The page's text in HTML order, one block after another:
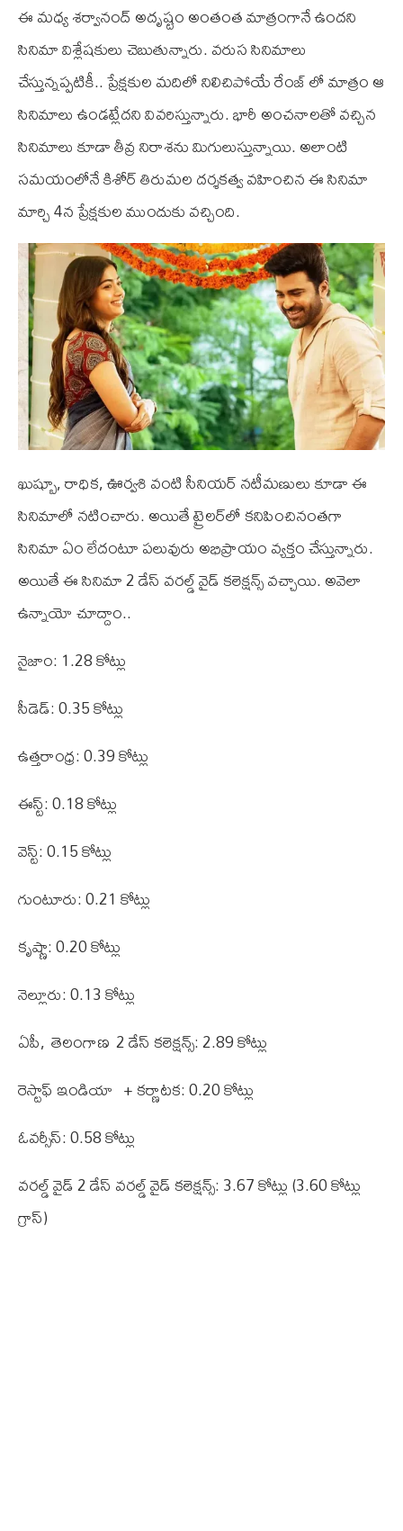
ఈ మధ్య శర్వానంద్ అదృష్టం అంతంత మాత్రంగానే ఉందని
సినిమా విశ్లేషకులు చెబుతున్నారు. వరుస సినిమాలు
చేస్తున్నప్పటికీ.. ప్రేక్షకుల మదిలో నిలిచిపోయే రేంజ్ లో మాత్రం ఆ
సినిమాలు ఉండట్లేదని వివరిస్తున్నారు. భారీ అంచనాలతో వచ్చిన
సినిమాలు కూడా తీవ్ర నిరాశను మిగులుస్తున్నాయి. అలాంటి
సమయంలోనే కిశోర్‌ తిరుమల దర్శకత్వ వహించిన ఈ సినిమా
మార్చి 4న ప్రేక్షకుల ముందుకు వచ్చింది.
ఖుష్బూ, రాధిక, ఊర్వశి వంటి సీనియర్‌ నటీమణులు కూడా ఈ
సినిమాలో నటించారు. అయితే ట్రైలర్‌లో కనిపించినంతగా
సినిమా ఏం లేదంటూ పలువురు అభిప్రాయం వ్యక్తం చేస్తున్నారు.
అయితే ఈ సినిమా 2 డేస్ వరల్డ్ వైడ్ కలెక్షన్స్ వచ్చాయి. అవెలా
ఉన్నాయో చూద్దాం..
నైజాం: 1.28 కోట్లు
సీడెడ్: 0.35 కోట్లు
ఉత్తరాంధ్ర: 0.39 కోట్లు
ఈస్ట్: 0.18 కోట్లు
వెస్ట్: 0.15 కోట్లు
గుంటూరు: 0.21 కోట్లు
కృష్ణా: 0.20 కోట్లు
నెల్లూరు: 0.13 కోట్లు
ఏపీ, తెలంగాణ 2 డేస్ కలెక్షన్స్: 2.89 కోట్లు
రెస్టాఫ్ ఇండియా + కర్ణాటక: 0.20 కోట్లు
ఓవర్సీస్: 0.58 కోట్లు
వరల్డ్ వైడ్ 2 డేస్ వరల్డ్ వైడ్ కలెక్షన్స్: 3.67 కోట్లు (3.60 కోట్లు
గ్రాస్)